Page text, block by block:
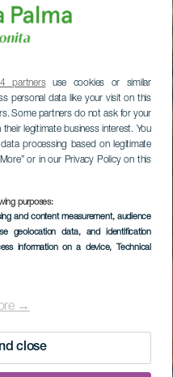
partnersuse cookies or similar
personal data like your visit on this
Some partners do not ask for your
legitimate business interest. You
processing based on legitimate
or in our Privacy Policy on this
purposes:
and content measurement, audience
geolocation data, and identification
information on a device, Technical
→
close